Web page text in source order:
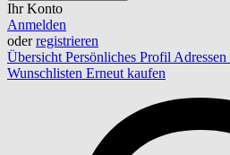
Ihr Konto
Anmelden
oderregistrieren
Übersicht Persönliches Profil Adressen
Wunschlisten Erneut kaufen